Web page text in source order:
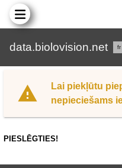
data.biolovision.net fr
Lai piekļūtu
nepieciešams
PIESLĒGTIES!